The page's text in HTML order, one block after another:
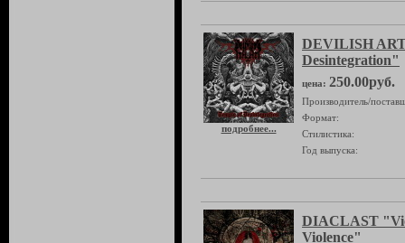
подробнее...
DEVILISH
Desintegration"
цена: 250.00руб.
Производитель/
Формат:
Стилистика:
Год выпуска:
DIACLAST
Violence"